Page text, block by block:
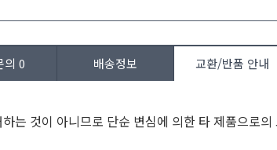
의 0 배송정보 교환/반품 안내
는 것이 아니므로 단순 변심에 의한 타 제품으로의